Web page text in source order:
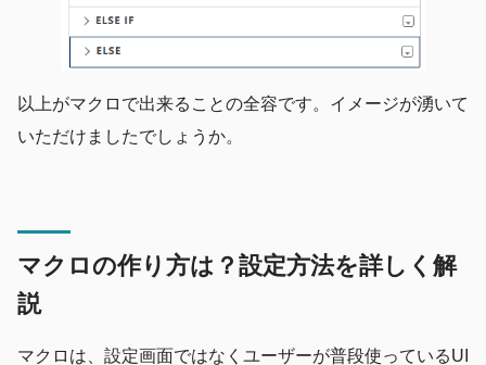
以上がマクロで出来ることの全容です。イメージが湧いて
いただけましたでしょうか。
マクロの作り方は？設定方法を詳しく解
説
マクロは、設定画面ではなくユーザーが普段使っているUI